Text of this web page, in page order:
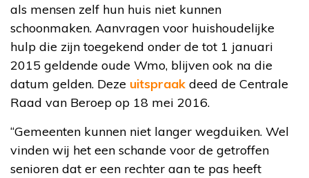
als mensen zelf hun huis niet kunnen
schoonmaken. Aanvragen voor huishoudelijke
hulp die zijn toegekend onder de tot 1 januari
2015 geldende oude Wmo, blijven ook na die
datum gelden. Deze uitspraak deed de Centrale
Raad van Beroep op 18 mei 2016.
“Gemeenten kunnen niet langer wegduiken. Wel
vinden wij het een schande voor de getroffen
senioren dat er een rechter aan te pas heeft